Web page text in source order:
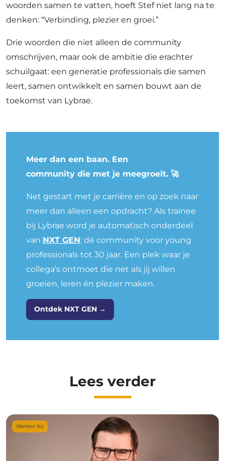
woorden samen te vatten, hoeft Stef niet lang na te
denken: “Verbinding, plezier en groei.”
Drie woorden die niet alleen de community
omschrijven, maar ook de ambitie die erachter
schuilgaat: een generatie professionals die samen
leert, samen ontwikkelt en samen bouwt aan de
toekomst van Lybrae.
Meer dan een baan. Een
community die met je meegroeit. 🚀
Net gestart met je carrière en op zoek naar
meer dan alleen een opdracht? Als trainee
bij Lybrae word je automatisch onderdeel
van NXT GEN: dé community voor young
professionals tot 30 jaar. Een plek waar je
collega’s ontmoet die net als jij willen
groeien, leren én plezier maken.
Ontdek NXT GEN →
Lees verder
Werken bij